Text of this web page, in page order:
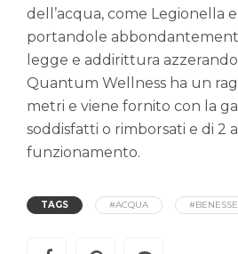
dell’acqua, come Legionella
portandole
legge e addirittura
Quantum Wellness ha un
metri e viene fornito con la
soddisfatti o rimborsati e di 2
funzionamento.
TAGS #ACQUA